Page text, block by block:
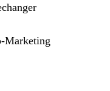
Marketing